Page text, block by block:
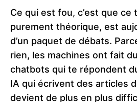
Ce qui est fou, c’est que ce
purement théorique, est
d’un paquet de débats.
rien, les machines ont fait
chatbots qui te répondent
IA qui écrivent des articles
devient de plus en plus